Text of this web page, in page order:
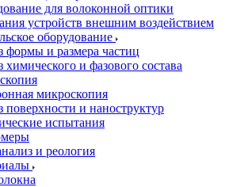
для волоконной оптики
устройств внешним воздействием
оборудование
формы и размера частиц
химического и фазового состава
микроскопия
поверхности и наноструктур
испытания
и реология